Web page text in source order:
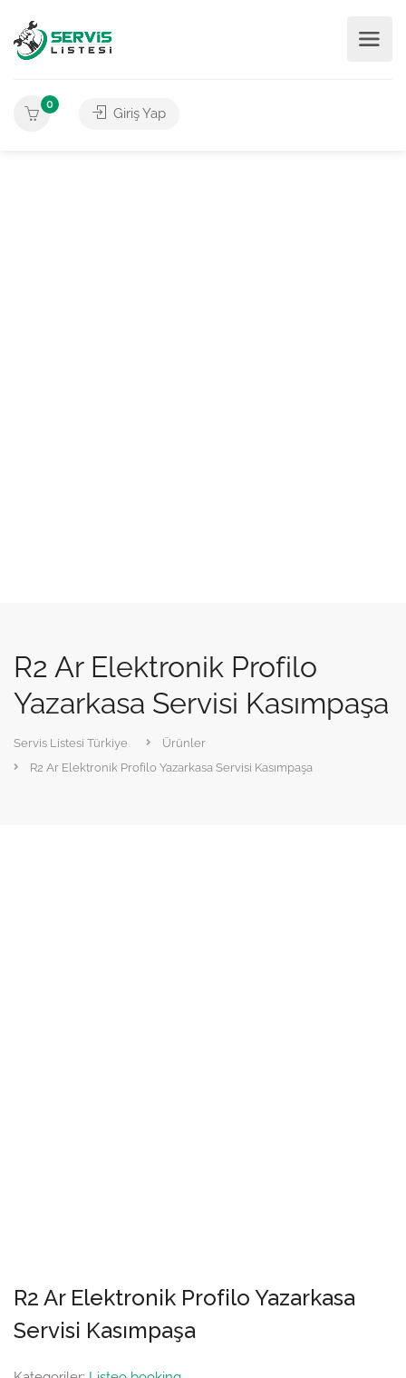
0
Giriş Yap
R2 Ar Elektronik Profilo
Yazarkasa Servisi Kasımpaşa
Servis Listesi Türkiye
Ürünler
R2 Ar Elektronik Profilo Yazarkasa Servisi Kasımpaşa
R2 Ar Elektronik Profilo Yazarkasa
Servisi Kasımpaşa